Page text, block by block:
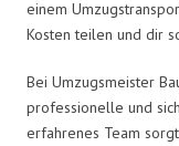
einem
Kosten teilen und dir
Bei Umzugsmeister
professionelle und
erfahrenes Team